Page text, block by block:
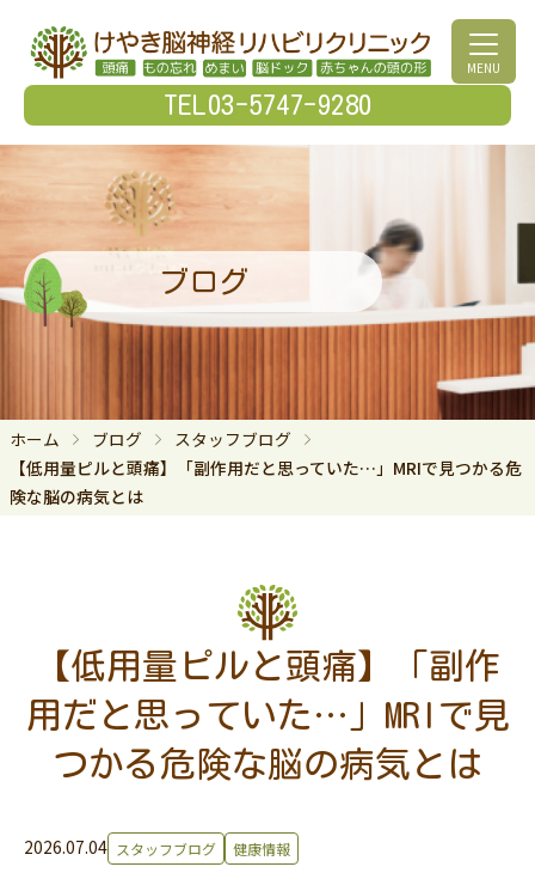
TEL03-5747-9280
MENU
ブログ
ホーム ブログ
スタッフブログ
【低用量ピルと頭痛】「副作用だと思っていた…」MRIで見つかる危
険な脳の病気とは
【低用量ピルと頭痛】「副作
用だと思っていた…」MRIで見
つかる危険な脳の病気とは
2026.07.04 スタッフブログ 健康情報